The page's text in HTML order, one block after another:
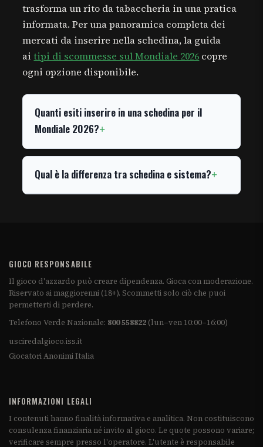
trasforma un rito da tabaccheria in una pratica
informata. Per una panoramica completa dei
mercati da inserire nella schedina, la guida
aitipi di scommesse sul Mondiale 2026 copre
ogni opzione disponibile.
Quanti esiti inserire in una schedina per il
Mondiale 2026?
Qual è la differenza tra schedina e sistema?
GIOCO RESPONSABILE
Il gioco d'azzardo può creare dipendenza. Gioca con moderazione.
Riservato ai maggiorenni (18+). Scommetti solo ciò che puoi
permetterti di perdere.
Telefono Verde Nazionale: 800 558822 (lun–ven 10:00–16:00)
usciredalgioco.iss.it
Giocatori Anonimi Italia
INFORMAZIONI LEGALI
I contenuti hanno finalità informativa e analitica. Non costituiscono
consulenza finanziaria né invito al gioco. Le quote possono variare;
verificare sempre presso l'operatore. L'utente è responsabile